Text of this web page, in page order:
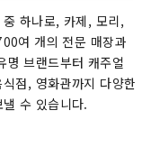
하나로, 카제, 모리,
여 개의 전문 매장과
명 브랜드부터 캐주얼
점, 영화관까지 다양한
수 있습니다.